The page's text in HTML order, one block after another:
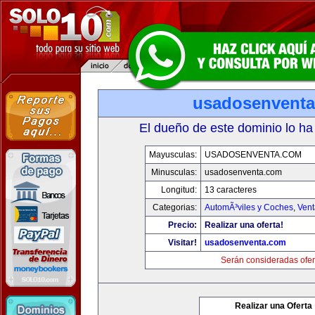
El dueño de este dominio lo
Mayusculas:
USADOSENVENTA.COM
Minusculas:
usadosenventa.com
Longitud:
13 caracteres
Categorias:
AutomÃ³viles y Coches,
Precio:
Realizar una oferta!
Visitar!
usadosenventa.com
Serán consideradas
Realizar una Oferta